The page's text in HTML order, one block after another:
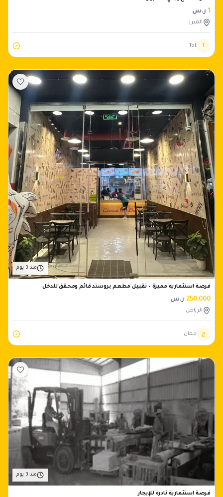
1 ر.س
المبرز
T
Tot
منذ 3 يوم
فرصة استثمارية مميزة – تقبيل مطعم بروستد قائم ومحقق للدخل
250,000 ر.س
الرياض
ج جمال
منذ 3 يوم
فرصة استثمارية نادرة للإيجار